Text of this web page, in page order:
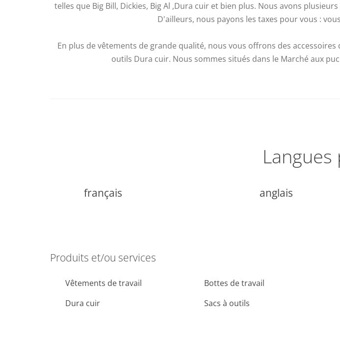
telles que Big Bill, Dickies, Big Al ,Dura cuir et bien plus. Nous avons
D'ailleurs, nous payons les taxes pour vous :
En plus de vêtements de grande qualité, nous vous offrons des
outils Dura cuir. Nous sommes situés dans le Marché aux
Langues
français anglais
Produits et/ou services
Vêtements de travail Bottes de travail
Dura cuir
Sacs à outils